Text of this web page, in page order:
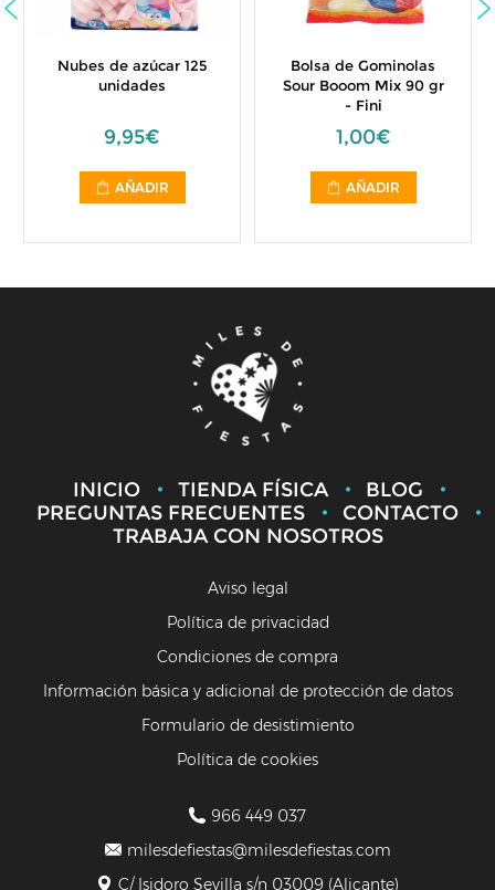
Nubes de azúcar 125
unidades
9,95€
AÑADIR
Bolsa de Gominolas
Sour Booom Mix 90 gr
- Fini
1,00€
AÑADIR
INICIO TIENDA FÍSICA
BLOG
PREGUNTAS FRECUENTES
CONTACTO
TRABAJA CON NOSOTROS
Aviso legal
Política de privacidad
Condiciones de compra
Información básica y adicional de protección de datos
Formulario de desistimiento
Política de cookies
966 449 037
milesdefiestas@milesdefiestas.com
C/ Isidoro Sevilla s/n 03009 (Alicante)